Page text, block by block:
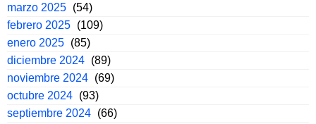
marzo 2025 (54)
febrero 2025 (109)
enero 2025 (85)
diciembre 2024 (89)
noviembre 2024 (69)
octubre 2024 (93)
septiembre 2024 (66)